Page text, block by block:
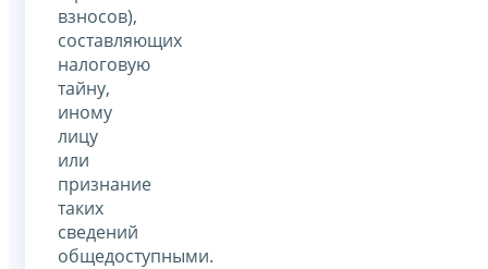
взносов),
составляющих
налоговую
тайну,
иному
лицу
или
признание
таких
сведений
общедоступными.